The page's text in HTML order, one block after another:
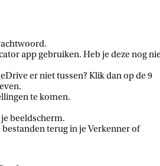
app gebruiken. Heb je deze nog
er niet tussen? Klik dan op de 9
te komen.
beeldscherm.
terug in je Verkenner of